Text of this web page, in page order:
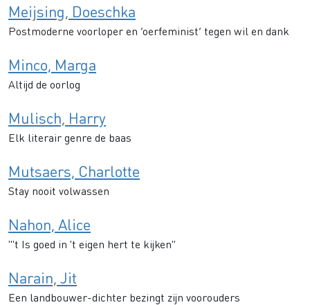
Meijsing, Doeschka
Postmoderne voorloper en ‘oerfeminist’ tegen wil en dank
Minco, Marga
Altijd de oorlog
Mulisch, Harry
Elk literair genre de baas
Mutsaers, Charlotte
Stay nooit volwassen
Nahon, Alice
"'t Is goed in 't eigen hert te kijken"
Narain, Jit
Een landbouwer-dichter bezingt zijn voorouders